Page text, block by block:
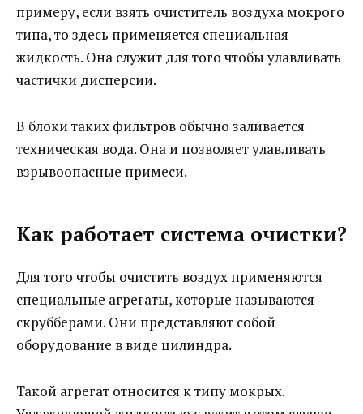
примеру, если взять очиститель воздуха мокрого
типа, то здесь применяется специальная
жидкость. Она служит для того чтобы улавливать
частички дисперсии.
В блоки таких фильтров обычно заливается
техническая вода. Она и позволяет улавливать
взрывоопасные примеси.
Как работает система очистки?
Для того чтобы очистить воздух применяются
специальные агрегаты, которые называются
скрубберами. Они представляют собой
оборудование в виде цилиндра.
Такой агрегат относится к типу мокрых.